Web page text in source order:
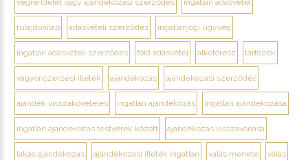
végrendelet vagy ajándékozási szerződés ingatlan adásvétel
tulajdonilap adásvételi szerződés ingatlanjogi ügyvéd
ingatlan adásvételi szerződés föld adásvétel alkotórész tartozék
vagyonszerzési illeték ajándékozás ajándékozási szerződés
ajándék visszakövetelés ingatlan ajándékozás ingatlan ajándékozása
ingatlan ajándékozás testvérek között ajándékozás visszavonása
lakás ajándékozás ajándékozási illeték ingatlan válás menete válás